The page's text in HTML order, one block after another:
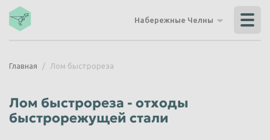
Владикавказ
Волгоград
Воронеж
Иваново
Набережные Челны
Главная Лом быстрореза
Лом быстрореза - отходы
быстрорежущей стали